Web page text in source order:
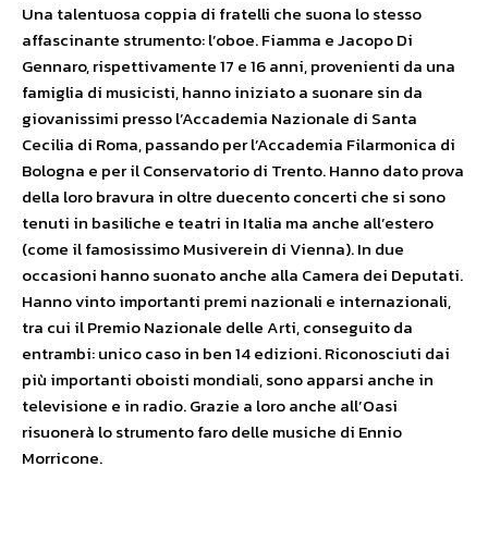
Una talentuosa coppia di fratelli che suona lo stesso
affascinante strumento: l’oboe. Fiamma e Jacopo Di
Gennaro, rispettivamente 17 e 16 anni, provenienti da una
famiglia di musicisti, hanno iniziato a suonare sin da
giovanissimi presso l’Accademia Nazionale di Santa
Cecilia di Roma, passando per l’Accademia Filarmonica di
Bologna e per il Conservatorio di Trento. Hanno dato prova
della loro bravura in oltre duecento concerti che si sono
tenuti in basiliche e teatri in Italia ma anche all’estero
(come il famosissimo Musiverein di Vienna). In due
occasioni hanno suonato anche alla Camera dei Deputati.
Hanno vinto importanti premi nazionali e internazionali,
tra cui il Premio Nazionale delle Arti, conseguito da
entrambi: unico caso in ben 14 edizioni. Riconosciuti dai
più importanti oboisti mondiali, sono apparsi anche in
televisione e in radio. Grazie a loro anche all’Oasi
risuonerà lo strumento faro delle musiche di Ennio
Morricone.